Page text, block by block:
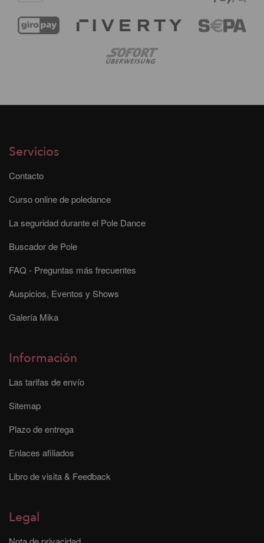
Servicios
Contacto
Curso online de poledance
La seguridad durante el Pole Dance
Buscador de Pole
FAQ - Preguntas más frecuentes
Auspicios, Eventos y Shows
Galería Mika
Información
Las tarifas de envío
Sitemap
Plazo de entrega
Enlaces afiliados
Libro de visita & Feedback
Legal